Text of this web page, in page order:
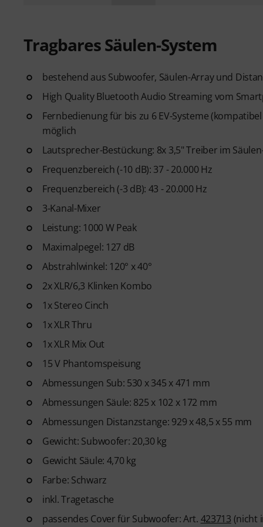
Tragbares Säulen-System
bestehend aus Subwoofer, Säulen-Array und
High Quality Bluetooth Audio Streaming vom
Fernbedienung für bis zu 6 EV-Systeme
möglich
Lautsprecher-Bestückung: 8x 3,5" Treiber im
Frequenzbereich (-10 dB): 37 - 20.000 Hz
Frequenzbereich (-3 dB): 43 - 20.000 Hz
3-Kanal-Mixer
Leistung: 1000 W Peak
Maximalpegel: 127 dB
Abstrahlwinkel: 120° x 40°
2x XLR/6,3 Klinken Kombo
1x Stereo Cinch
1x XLR Thru
1x XLR Mix Out
15 V Phantomspeisung
Abmessungen Sub: 530 x 345 x 471 mm
Abmessungen Säule: 825 x 102 x 172 mm
Abmessungen Distanzstange: 929 x 48,5 x 55 mm
Gewicht: Subwoofer: 20,30 kg
Gewicht Säule: 4,70 kg
Farbe: Schwarz
inkl. Tragetasche
passendes Cover für Subwoofer: Art. 423713 (nicht